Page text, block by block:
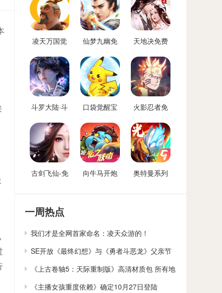
凌天万国觉
版
仙梦九幽免
天地决免费
斗罗大陆·斗
后台版
口袋觉醒宝
费后台
火影忍者免
古剑飞仙-免
向牛马开炮
向僵尸开炮
奥特曼系列
后台
一周热点
我们才是全网首家命名：凌天众游的！
SE开放《最终幻想》与《勇者斗恶龙》父亲节
贺卡下载
《上古卷轴5：天际重制版》高清材质包 所有地
貌大修
《主播女孩重度依赖》确定10月27日登陆